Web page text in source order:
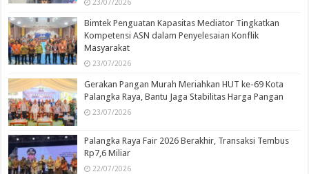
23/07/2026
Bimtek Penguatan Kapasitas Mediator Tingkatkan
Kompetensi ASN dalam Penyelesaian Konflik
Masyarakat
23/07/2026
Gerakan Pangan Murah Meriahkan HUT ke-69 Kota
Palangka Raya, Bantu Jaga Stabilitas Harga Pangan
23/07/2026
Palangka Raya Fair 2026 Berakhir, Transaksi Tembus
Rp7,6 Miliar
22/07/2026